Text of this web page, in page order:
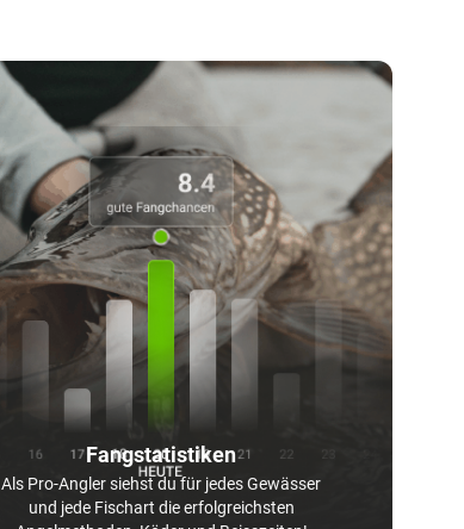
Fangstatistiken
Als Pro-Angler siehst du für jedes Gewässer
und jede Fischart die erfolgreichsten